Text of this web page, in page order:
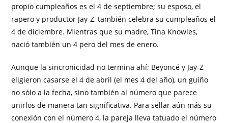
propio cumpleaños es el 4 de septiembre; su esposo, el
rapero y productor Jay-Z, también celebra su cumpleaños el
4 de diciembre. Mientras que su madre, Tina Knowles,
nació también un 4 pero del mes de enero.
Aunque la sincronicidad no termina ahí; Beyoncé y Jay-Z
eligieron casarse el 4 de abril (el mes 4 del año), un guiño
no sólo a la fecha, sino también al número que parece
unirlos de manera tan significativa. Para sellar aún más su
conexión con el número 4, la pareja lleva tatuado el número